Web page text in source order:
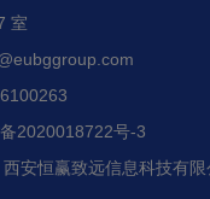
室
2020018722号-3
安恒赢致远信息科技有限